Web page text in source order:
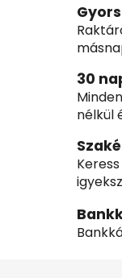
30
nélkül